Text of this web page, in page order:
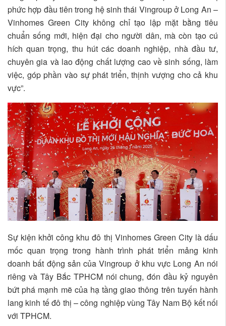
phức hợp đầu tiên trong hệ sinh thái Vingroup ở Long An –
Vinhomes Green City không chỉ tạo lập mặt bằng tiêu
chuẩn sống mới, hiện đại cho người dân, mà còn tạo cú
hích quan trọng, thu hút các doanh nghiệp, nhà đầu tư,
chuyên gia và lao động chất lượng cao về sinh sống, làm
việc, góp phần vào sự phát triển, thịnh vượng cho cả khu
vực”.
Sự kiện khởi công khu đô thị Vinhomes Green City là dấu
mốc quan trọng trong hành trình phát triển mảng kinh
doanh bất động sản của Vingroup ở khu vực Long An nói
riêng và Tây Bắc TPHCM nói chung, đón đầu kỷ nguyên
bứt phá mạnh mẽ của hạ tầng giao thông trên tuyến hành
lang kinh tế đô thị – công nghiệp vùng Tây Nam Bộ kết nối
với TPHCM.